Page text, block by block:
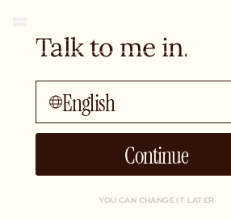
Talk to me in...
English
Continue
YOU CAN CHANGE IT LATER